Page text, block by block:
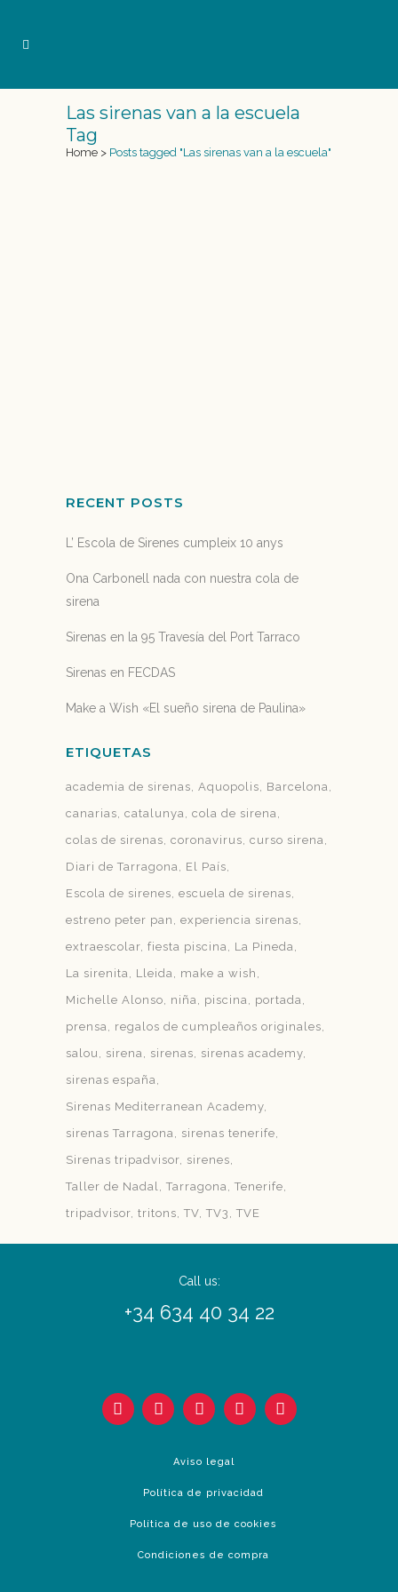
Las sirenas van a la escuela
Tag
Home > Posts tagged "Las sirenas van a la escuela"
RECENT POSTS
L’ Escola de Sirenes cumpleix 10 anys
Ona Carbonell nada con nuestra cola de
sirena
Sirenas en la 95 Travesía del Port Tarraco
Sirenas en FECDAS
Make a Wish «El sueño sirena de Paulina»
ETIQUETAS
academia de sirenas Aquopolis
Barcelona
canarias catalunya cola de sirena
colas de sirenas coronavirus curso sirena
Diari de Tarragona
El País
Escola de sirenes escuela de sirenas
estreno peter pan
experiencia sirenas
extraescolar fiesta piscina
La Pineda
La sirenita
Lleida
make a wish
Michelle Alonso
niña piscina
portada
prensa
regalos de cumpleaños originales
salou
sirena sirenas
sirenas academy
sirenas españa
Sirenas Mediterranean Academy
sirenas Tarragona
sirenas tenerife
Sirenas tripadvisor sirenes
Taller de Nadal Tarragona Tenerife
tripadvisor tritons TV TV3 TVE
Call us:
+34 634 40 34 22
Aviso legal
Política de privacidad
Política de uso de cookies
Condiciones de compra